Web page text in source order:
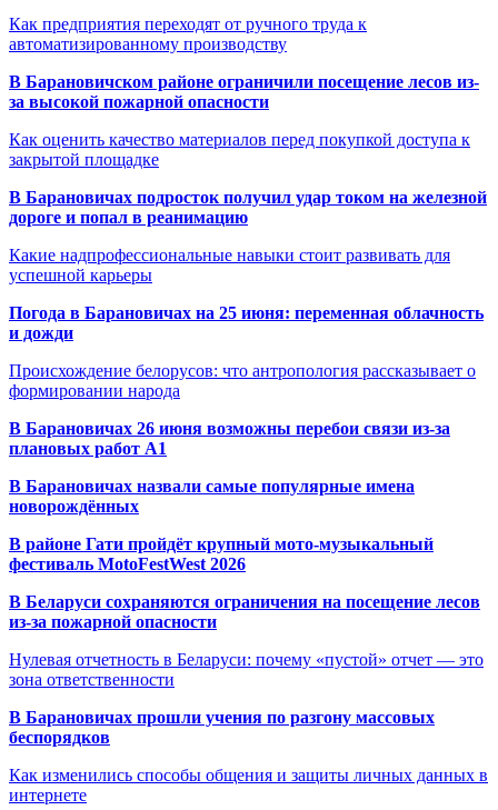
Как предприятия переходят от ручного труда к
автоматизированному производству
В Барановичском районе ограничили посещение лесов из-
за высокой пожарной опасности
Как оценить качество материалов перед покупкой доступа к
закрытой площадке
В Барановичах подросток получил удар током на железной
дороге и попал в реанимацию
Какие надпрофессиональные навыки стоит развивать для
успешной карьеры
Погода в Барановичах на 25 июня: переменная облачность
и дожди
Происхождение белорусов: что антропология рассказывает о
формировании народа
В Барановичах 26 июня возможны перебои связи из-за
плановых работ A1
В Барановичах назвали самые популярные имена
новорождённых
В районе Гати пройдёт крупный мото-музыкальный
фестиваль MotoFestWest 2026
В Беларуси сохраняются ограничения на посещение лесов
из-за пожарной опасности
Нулевая отчетность в Беларуси: почему «пустой» отчет — это
зона ответственности
В Барановичах прошли учения по разгону массовых
беспорядков
Как изменились способы общения и защиты личных данных в
интернете